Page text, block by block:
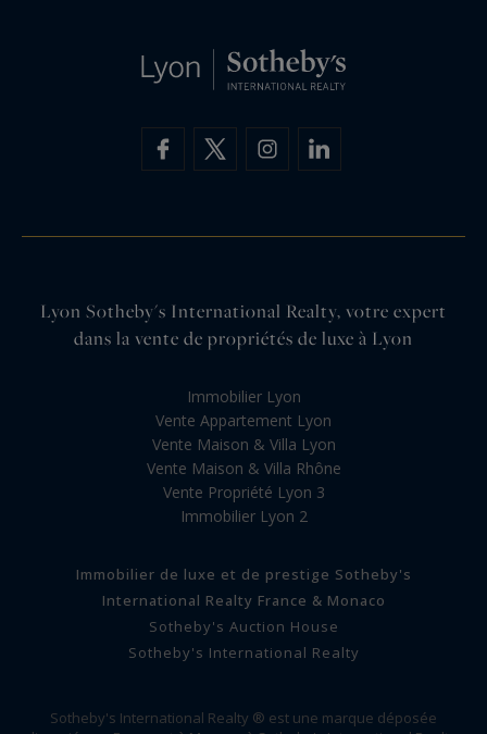
Lyon Sotheby's International Realty, votre expert
dans la vente de propriétés de luxe à Lyon
Immobilier Lyon
Vente Appartement Lyon
Vente Maison & Villa Lyon
Vente Maison & Villa Rhône
Vente Propriété Lyon 3
Immobilier Lyon 2
Immobilier de luxe et de prestige Sotheby's
International Realty France & Monaco
Sotheby's Auction House
Sotheby's International Realty
Sotheby's International Realty ® est une marque déposée